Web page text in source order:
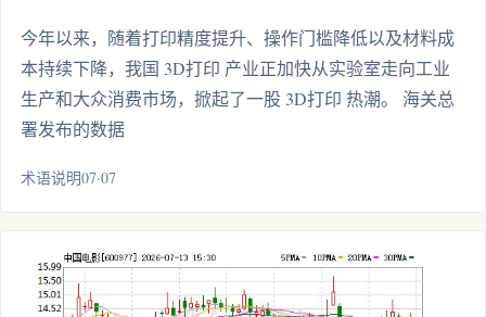
今年以来，随着打印精度提升、操作门槛降低以及材料成
本持续下降，我国 3D打印 产业正加快从实验室走向工业
生产和大众消费市场，掀起了一股 3D打印 热潮。 海关总
署发布的数据
术语说明07·07